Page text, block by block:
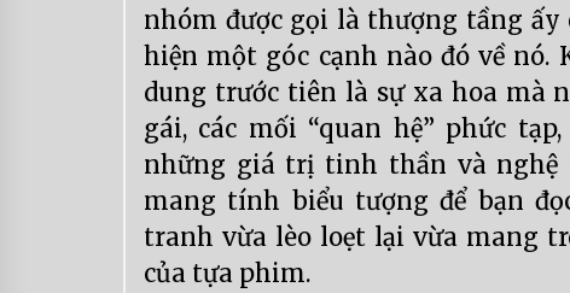
nhóm được gọi là thượng tầng
hiện một góc cạnh nào đó về
dung trước tiên là sự xa hoa mà
gái, các mối “quan hệ” phức
những giá trị tinh thần và nghệ
mang tính biểu tượng để bạn
tranh vừa lèo loẹt lại vừa mang
của tựa phim.